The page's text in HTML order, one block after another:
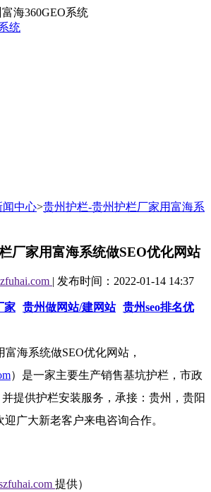
海360GEO系统
闻中心>贵州护栏-贵州护栏厂家用富海系
厂家用富海系统做SEO优化网站
| 发布时间：2022-01-14 14:37
家 贵州做网站/建网站 贵州seo排名优
富海系统做SEO优化网站，
）是一家主要生产销售基坑护栏，市政
提供护栏安装服务，承接：贵州，贵阳
广大新老客户来电咨询合作。
提供）